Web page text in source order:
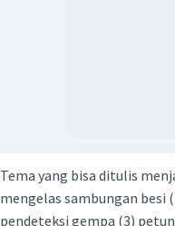
Tema yang bisa ditulis menjadi
mengelas sambungan besi (2) penjelasan penggunaan alat